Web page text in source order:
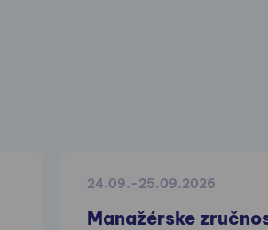
24.09.-25.09.2026
Manažérske